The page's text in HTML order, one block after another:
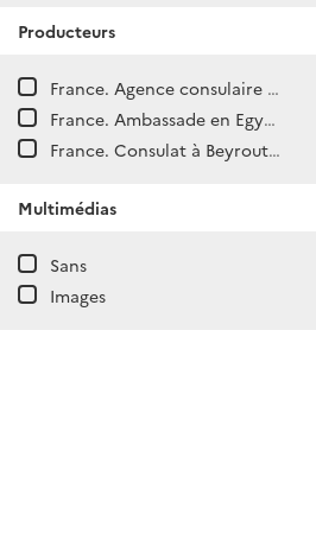
Producteurs
France. Agence consulaire à Aden (République du Yémen).
France. Ambassade en Egypte (Le Caire)
France. Consulat à Beyrouth (Liban)
Multimédias
Sans
Images